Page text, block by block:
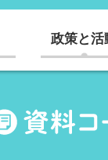
政策と活